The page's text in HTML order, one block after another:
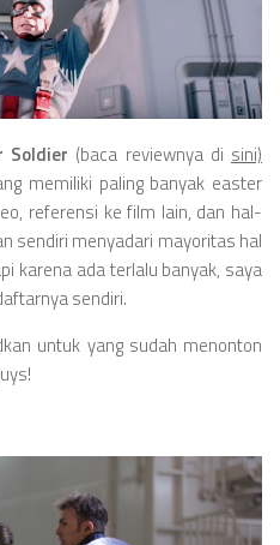
Soldier (baca reviewnya di sini)
memiliki paling banyak easter
referensi ke film lain, dan hal-
sendiri menyadari mayoritas hal
karena ada terlalu banyak, saya
sendiri.
untuk yang sudah menonton